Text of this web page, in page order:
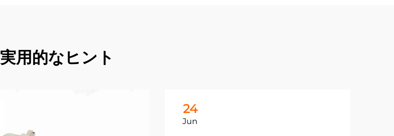
実用的なヒント
24
Jun